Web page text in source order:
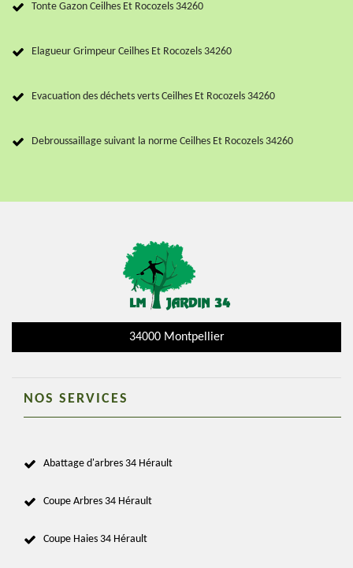
Tonte Gazon Ceilhes Et Rocozels 34260
Elagueur Grimpeur Ceilhes Et Rocozels 34260
Evacuation des déchets verts Ceilhes Et Rocozels 34260
Debroussaillage suivant la norme Ceilhes Et Rocozels 34260
34000 Montpellier
NOS SERVICES
Abattage d'arbres 34 Hérault
Coupe Arbres 34 Hérault
Coupe Haies 34 Hérault